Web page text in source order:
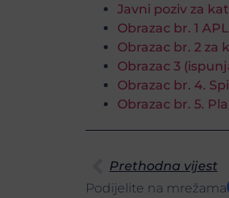
Javni poziv za
Obrazac br. 1
Obrazac br. 2 za
Obrazac 3
Obrazac br. 4.
Obrazac br. 5.
Prethodna vijest
Podijelite na mrežama